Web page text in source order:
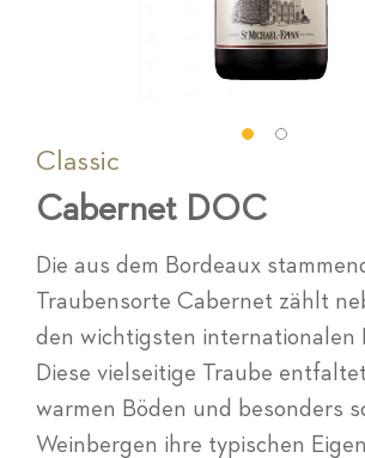
Classic
Cabernet DOC
Die aus dem Bordeaux
Traubensorte Cabernet zählt
den wichtigsten internationalen
Diese vielseitige Traube
warmen Böden und besonders
Weinbergen ihre typischen
Zum
der
springen